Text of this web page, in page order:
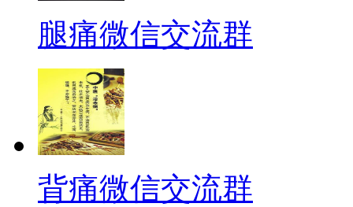
腿痛微信交流群
背痛微信交流群